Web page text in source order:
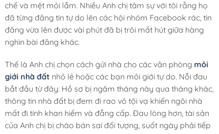
chế và mệt mỏi lắm. Nhiều Anh chị tâm sự với tôi rằng họ
đã từng đăng tin tự do lên các hội nhóm Facebook rác, tin
đăng vừa lên được vài phút đã bị trôi mất hút giữa hàng
nghìn bài đăng khác.
Thế là Anh chị chọn cách gửi nhà cho các văn phòng môi
giới nhà đất nhỏ lẻ hoặc các bạn môi giới tự do. Nỗi đau
bắt đầu từ đây: Hồ sơ bị ngâm tháng này qua tháng khác,
thông tin nhà đất bị đem đi rao vô tội vạ khiến ngôi nhà
mất đi tính khan hiếm và đẳng cấp. Đau lòng hơn, tài sản
của Anh chị bị chào bán sai đối tượng, suốt ngày phải tiếp